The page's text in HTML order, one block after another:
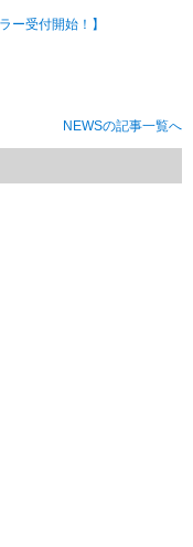
ー受付開始！】
NEWSの記事一覧へ